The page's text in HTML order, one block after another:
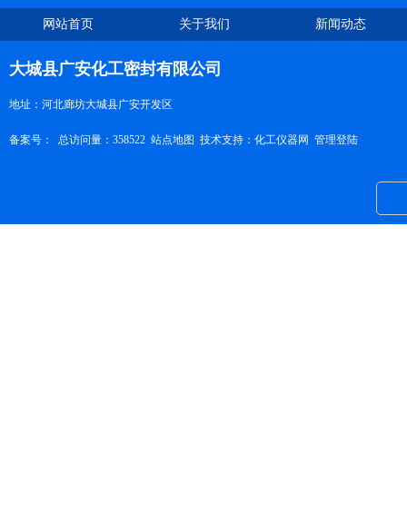
网站首页 关于我们 新闻动态
大城县广安化工密封有限公司
地址：河北廊坊大城县广安开发区
备案号： 总访问量：358522 站点地图 技术支持： 化工仪器网 管理登陆